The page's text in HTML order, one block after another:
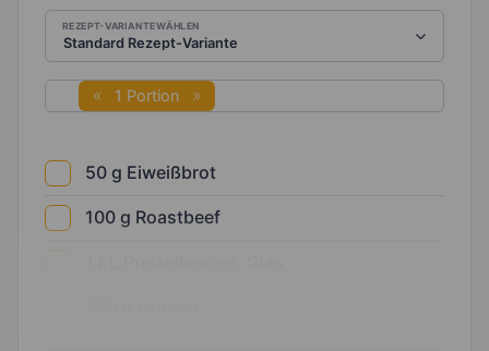
REZEPT-VARIANTE WÄHLEN
1 Portion
50 g Eiweißbrot
100 g Roastbeef